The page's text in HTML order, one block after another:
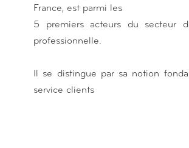
France, est parmi les
5 premiers acteurs du secteur
professionnelle.
Il se distingue par sa notion
service clients